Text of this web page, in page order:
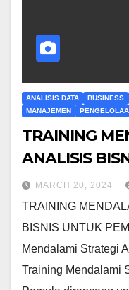
ANALISIS DATA BUSINESS
MANAJEMEN
TRAINING
ANALISIS
MARCH 20, 2024
TRAINING
BISNIS UNTUK
Mendalami Strategi
Training Mendalami